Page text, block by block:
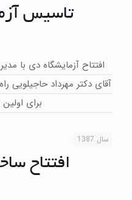
تاسیس
افتتاح آزمایشگاه دی با
برای
سال 1387
افتتاح